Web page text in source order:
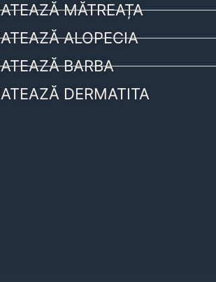
MĂTREAȚA
ALOPECIA
BARBA
DERMATITA